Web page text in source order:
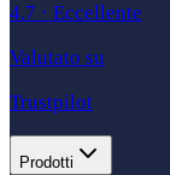
4.7 · Eccellente
Valutato su
Trustpilot
Prodotti